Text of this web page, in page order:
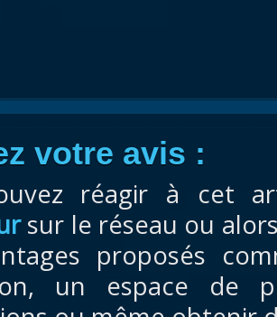
votre avis :
réagir à cet
sur le réseau ou
proposés
un espace de